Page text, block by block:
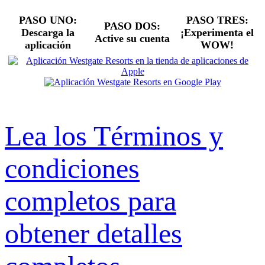
PASO UNO:
Descarga la
aplicación
PASO DOS:
Active su cuenta
PASO TRES:
¡Experimenta el
WOW!
Lea los Términos y
condiciones
completos para
obtener detalles